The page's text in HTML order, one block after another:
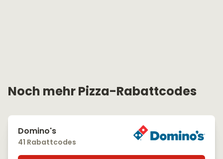
Noch mehr Pizza-Rabattcodes
Domino's
41 Rabattcodes